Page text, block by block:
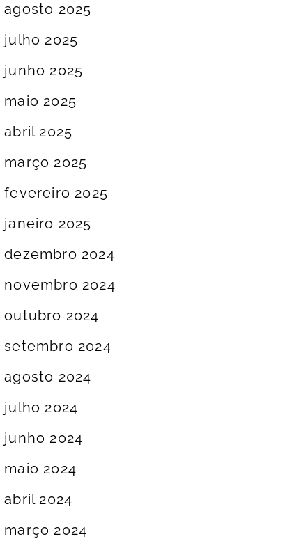
agosto 2025
julho 2025
junho 2025
maio 2025
abril 2025
março 2025
fevereiro 2025
janeiro 2025
dezembro 2024
novembro 2024
outubro 2024
setembro 2024
agosto 2024
julho 2024
junho 2024
maio 2024
abril 2024
março 2024